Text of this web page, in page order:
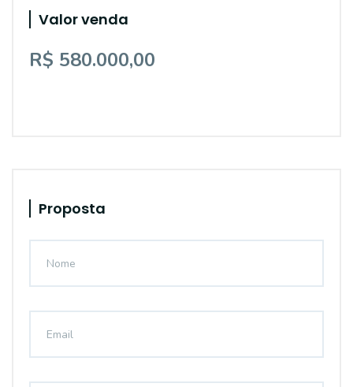
Valor venda
R$ 580.000,00
Proposta